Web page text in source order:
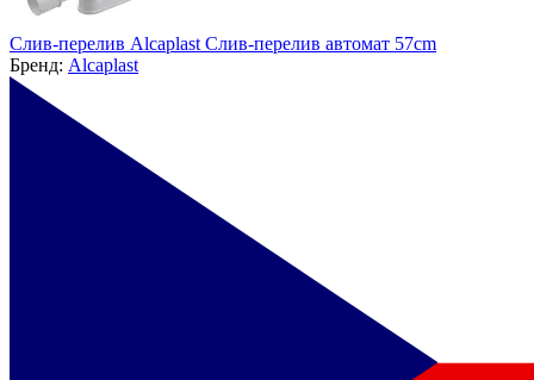
Слив-перелив Alcaplast Слив-перелив автомат 57cm
Бренд: Alcaplast